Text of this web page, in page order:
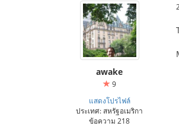
awake
9
แสดงโปรไฟล์
ประเทศ: สหรัฐอเมริกา
ข้อความ 218